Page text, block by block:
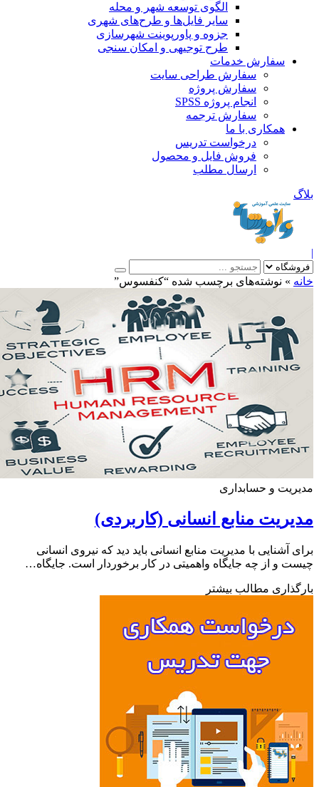
الگوی توسعه شهر و محله
سایر فایل‌ها و طرح‌های شهری
جزوه و پاورپوینت شهرسازی
طرح توجیهی و امکان سنجی
سفارش خدمات
سفارش طراحی سایت
سفارش پروژه
انجام پروژه SPSS
سفارش ترجمه
همکاری با ما
درخواست تدریس
فروش فایل و محصول
ارسال مطلب
»نوشته‌های برچسب شده “کنفسوس”
و حسابداری
منابع انسانی (کاربردی)
آشنایی با مدیریت منابع انسانی باید دید که نیروی انسانی
و از چه جایگاه واهمیتی در کار برخوردار است. جایگاه…
مطالب بیشتر